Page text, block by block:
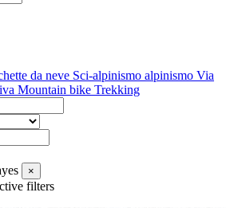
da neve Sci-alpinismo alpinismo Via
Mountain bike Trekking
×
filters